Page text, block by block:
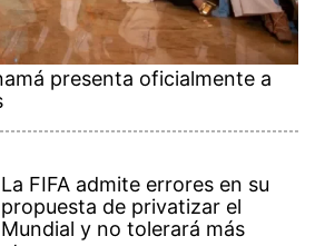
presenta oficialmente a
La FIFA admite errores en su
propuesta de privatizar el
Mundial y no tolerará más